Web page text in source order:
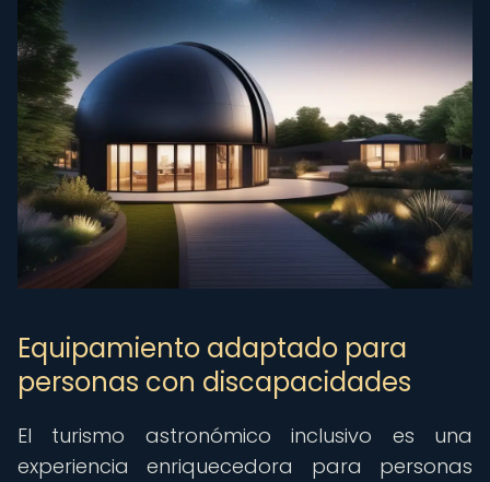
Equipamiento adaptado para
personas con discapacidades
El turismo astronómico inclusivo es una
experiencia enriquecedora para personas